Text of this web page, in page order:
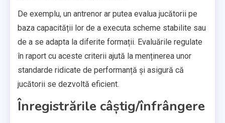
De exemplu, un antrenor ar putea evalua jucătorii pe
baza capacității lor de a executa scheme stabilite sau
de a se adapta la diferite formații. Evaluările regulate
în raport cu aceste criterii ajută la menținerea unor
standarde ridicate de performanță și asigură că
jucătorii se dezvoltă eficient.
Înregistrările câștig/înfrângere